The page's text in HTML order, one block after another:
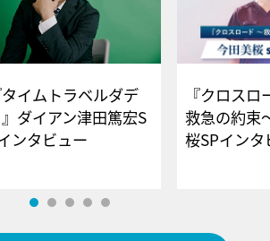
タイムトラベルダデ
ダイアン津田篤宏S
ンタビュー
『クロス
救急の約束
桜SPイ